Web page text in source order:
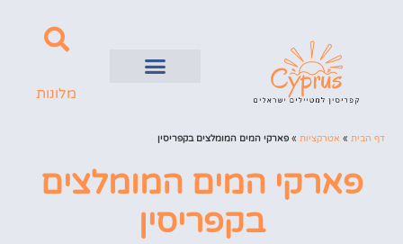
מלונות
דף הבית » אטרקציות »פארקי המים המומלצים בקפריסין
פארקי המים המומלצים
בקפריסין